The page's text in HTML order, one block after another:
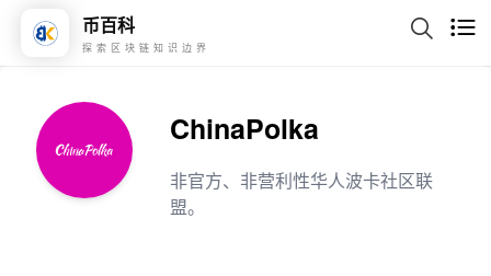
币百科
探索区块链知识边界
ChinaPolka
非官方、非营利性华人波卡社区联
盟。